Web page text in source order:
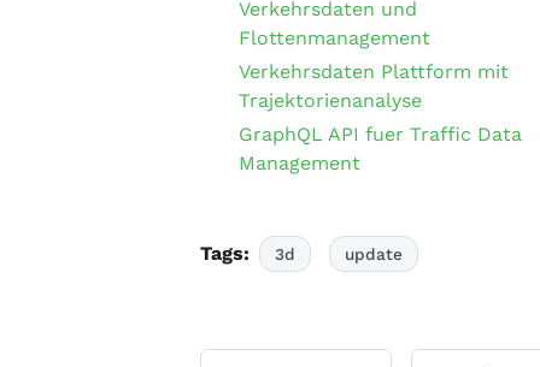
Verkehrsdaten und
Flottenmanagement
Verkehrsdaten Plattform mit
Trajektorienanalyse
GraphQL API fuer Traffic Data
Management
Tags: 3d update